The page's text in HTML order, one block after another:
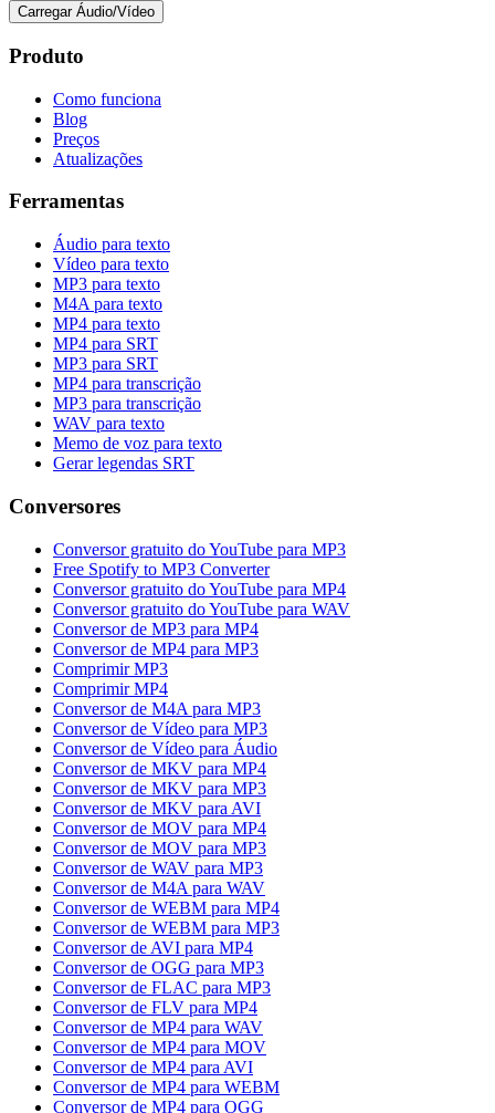
Carregar Áudio/Vídeo
Produto
Como funciona
Blog
Preços
Atualizações
Ferramentas
Áudio para texto
Vídeo para texto
MP3 para texto
M4A para texto
MP4 para texto
MP4 para SRT
MP3 para SRT
MP4 para transcrição
MP3 para transcrição
WAV para texto
Memo de voz para texto
Gerar legendas SRT
Conversores
Conversor gratuito do YouTube para MP3
Free Spotify to MP3 Converter
Conversor gratuito do YouTube para MP4
Conversor gratuito do YouTube para WAV
Conversor de MP3 para MP4
Conversor de MP4 para MP3
Comprimir MP3
Comprimir MP4
Conversor de M4A para MP3
Conversor de Vídeo para MP3
Conversor de Vídeo para Áudio
Conversor de MKV para MP4
Conversor de MKV para MP3
Conversor de MKV para AVI
Conversor de MOV para MP4
Conversor de MOV para MP3
Conversor de WAV para MP3
Conversor de M4A para WAV
Conversor de WEBM para MP4
Conversor de WEBM para MP3
Conversor de AVI para MP4
Conversor de OGG para MP3
Conversor de FLAC para MP3
Conversor de FLV para MP4
Conversor de MP4 para WAV
Conversor de MP4 para MOV
Conversor de MP4 para AVI
Conversor de MP4 para WEBM
Conversor de MP4 para OGG